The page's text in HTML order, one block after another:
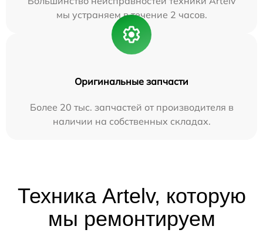
мы устраняем в течение 2 часов.
Оригинальные запчасти
Более 20 тыс. запчастей от производителя в
наличии на собственных складах.
Техника Artelv, которую
мы ремонтируем